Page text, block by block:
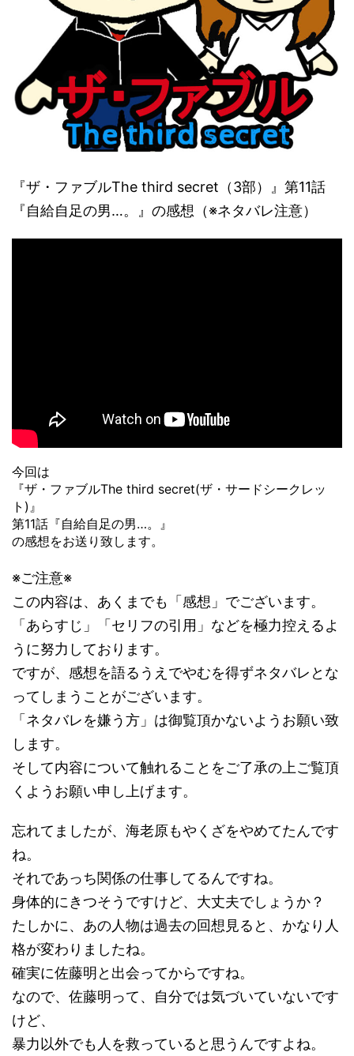
『ザ・ファブルThe third secret（3部）』第11話
『自給自足の男…。』の感想（※ネタバレ注意）
今回は
『ザ・ファブルThe third secret(ザ・サードシークレッ
ト)』
第11話『自給自足の男…。』
の感想をお送り致します。
※ご注意※
この内容は、あくまでも「感想」でございます。
「あらすじ」「セリフの引用」などを極力控えるよ
うに努力しております。
ですが、感想を語るうえでやむを得ずネタバレとな
ってしまうことがございます。
「ネタバレを嫌う方」は御覧頂かないようお願い致
します。
そして内容について触れることをご了承の上ご覧頂
くようお願い申し上げます。
忘れてましたが、海老原もやくざをやめてたんです
ね。
それであっち関係の仕事してるんですね。
身体的にきつそうですけど、大丈夫でしょうか？
たしかに、あの人物は過去の回想見ると、かなり人
格が変わりましたね。
確実に佐藤明と出会ってからですね。
なので、佐藤明って、自分では気づいていないです
けど、
暴力以外でも人を救っていると思うんですよね。